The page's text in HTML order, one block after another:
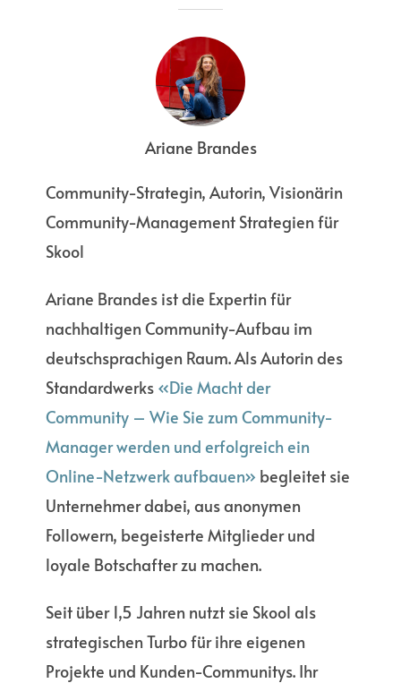
CROSS-POSTING RICHTIG
GEMACHT
Dialogführung
Februar 1, 2020
Ariane Brandes
Community-Strategin, Autorin, Visionärin
Community-Management Strategien für
Skool
Ariane Brandes ist die Expertin für
nachhaltigen Community-Aufbau im
deutschsprachigen Raum. Als Autorin des
Standardwerks «Die Macht der
Community – Wie Sie zum Community-
Manager werden und erfolgreich ein
Online-Netzwerk aufbauen» begleitet sie
Unternehmer dabei, aus anonymen
Followern, begeisterte Mitglieder und
loyale Botschafter zu machen.
Seit über 1,5 Jahren nutzt sie Skool als
strategischen Turbo für ihre eigenen
Projekte und Kunden-Communitys. Ihr